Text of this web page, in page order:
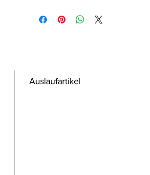
Auslaufartikel